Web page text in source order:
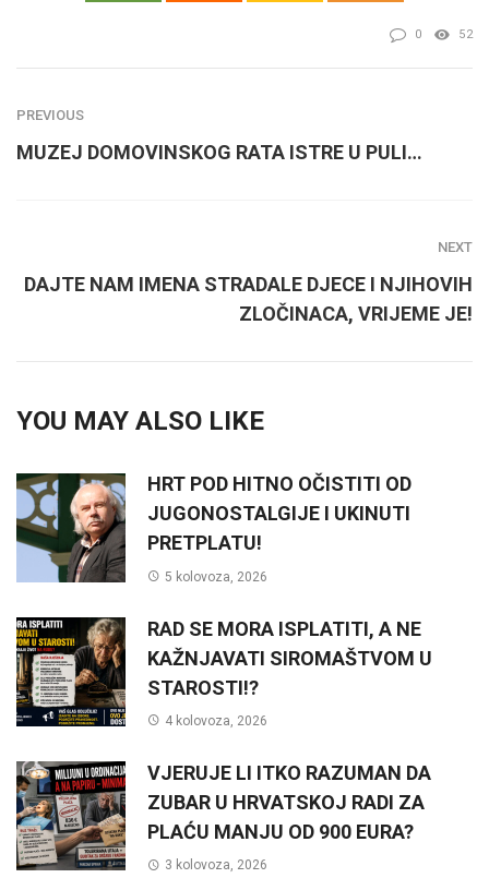
0 52
PREVIOUS
MUZEJ DOMOVINSKOG RATA ISTRE U PULI…
NEXT
DAJTE NAM IMENA STRADALE DJECE I NJIHOVIH
ZLOČINACA, VRIJEME JE!
YOU MAY ALSO LIKE
HRT POD HITNO OČISTITI OD
JUGONOSTALGIJE I UKINUTI
PRETPLATU!
5 kolovoza, 2026
RAD SE MORA ISPLATITI, A NE
KAŽNJAVATI SIROMAŠTVOM U
STAROSTI!?
4 kolovoza, 2026
VJERUJE LI ITKO RAZUMAN DA
ZUBAR U HRVATSKOJ RADI ZA
PLAĆU MANJU OD 900 EURA?
3 kolovoza, 2026